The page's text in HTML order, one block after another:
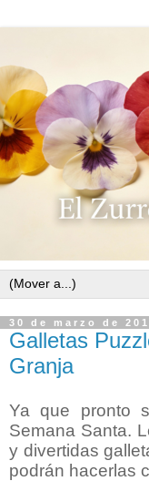
30 de marzo de
Galletas
Granja
Ya que pronto
Semana Santa.
y divertidas
podrán hacerlas